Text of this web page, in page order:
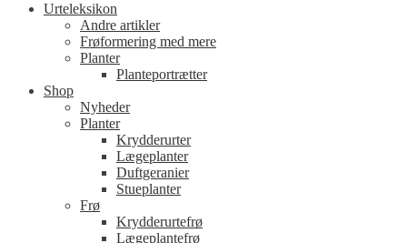
Urteleksikon
Andre artikler
Frøformering med mere
Planter
Planteportrætter
Shop
Nyheder
Planter
Krydderurter
Lægeplanter
Duftgeranier
Stueplanter
Frø
Krydderurtefrø
Lægeplantefrø